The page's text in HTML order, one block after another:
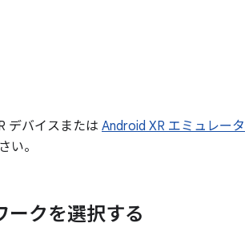
デバイスまたは Android XR エミュレータ
い。
ークを選択する